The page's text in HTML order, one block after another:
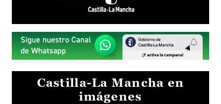
Castilla-La Mancha en
imágenes